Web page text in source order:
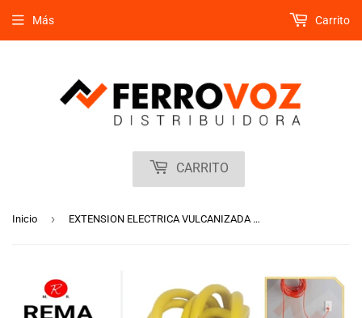
CARRITO
Más Carrito
Inicio › EXTENSION ELECTRICA VULCANIZADA AMARILLA 5 MT. "REMA"